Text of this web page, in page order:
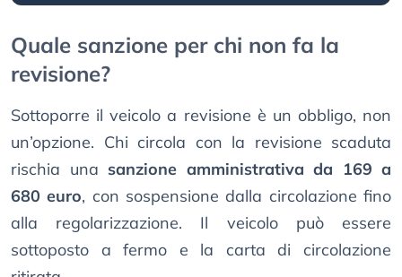
Quale sanzione per chi non fa la
revisione?
Sottoporre il veicolo a revisione è un obbligo, non
un’opzione. Chi circola con la revisione scaduta
rischia una sanzione amministrativa da 169 a
680 euro, con sospensione dalla circolazione fino
alla regolarizzazione. Il veicolo può essere
sottoposto a fermo e la carta di circolazione